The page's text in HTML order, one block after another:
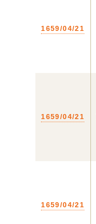
1659/04/21
1659/04/21
1659/04/21